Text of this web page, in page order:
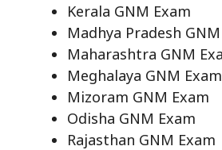
Kerala GNM Exam
Madhya Pradesh
Maharashtra GNM
Meghalaya GNM Exam
Mizoram GNM Exam
Odisha GNM Exam
Rajasthan GNM Exam